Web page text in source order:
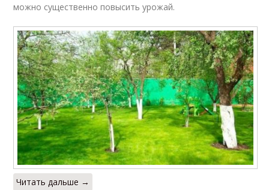
можно существенно повысить урожай.
Читать дальше →